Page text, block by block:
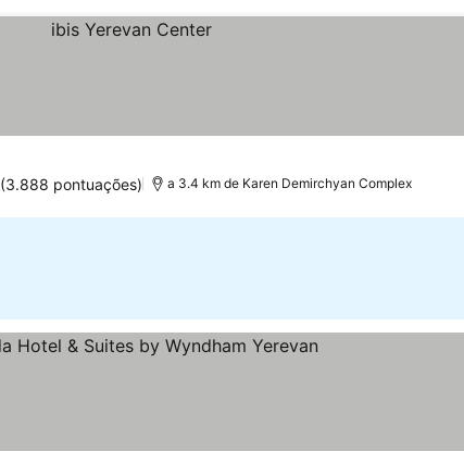
(3.888 pontuações) a 3.4 km de Karen Demirchyan Complex